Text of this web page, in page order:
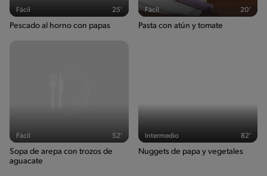
Fácil 25'
Pescado al horno con papas
Fácil 20'
Pasta con atún y tomate
Fácil 52'
Sopa de arepa con trozos de
aguacate
Intermedio 82'
Nuggets de papa y vegetales